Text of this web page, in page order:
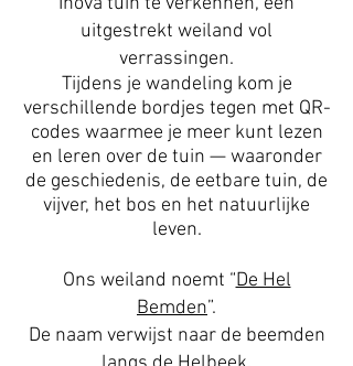
uitgestrekt weiland vol
verrassingen.
Tijdens je wandeling kom je
verschillende bordjes tegen met QR-
codes waarmee je meer kunt lezen
en leren over de tuin — waaronder
de geschiedenis, de eetbare tuin, de
vijver, het bos en het natuurlijke
leven.
Ons weiland noemt “De Hel
Bemden”.
De naam verwijst naar de beemden